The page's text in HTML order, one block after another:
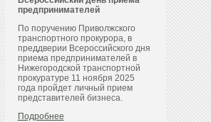
предпринимателей
По поручению Приволжского
транспортного прокурора, в
преддверии Всероссийского дня
приема предпринимателей в
Нижегородской транспортной
прокуратуре 11 ноября 2025
года пройдет личный прием
представителей бизнеса.
Подробнее